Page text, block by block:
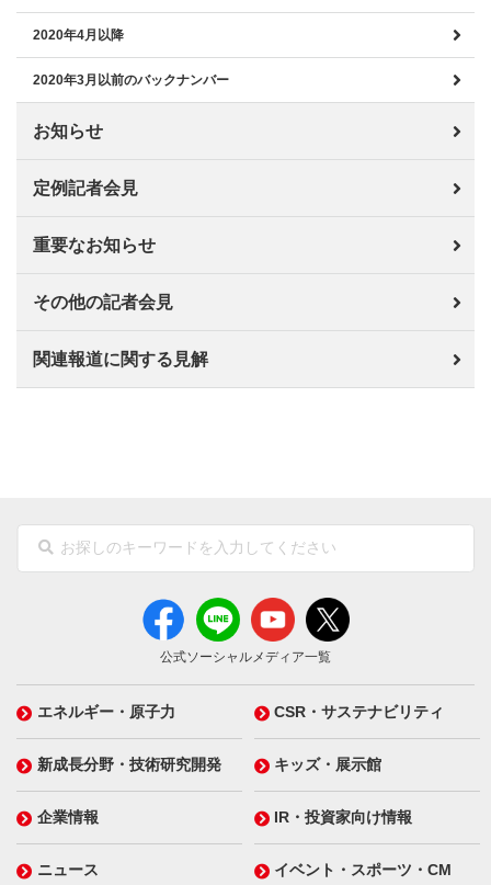
2020年4月以降
2020年3月以前のバックナンバー
お知らせ
定例記者会見
重要なお知らせ
その他の記者会見
関連報道に関する見解
公式ソーシャルメディア一覧
エネルギー・原子力 CSR・サステナビリティ
新成長分野・技術研究開発 キッズ・展示館
企業情報 IR・投資家向け情報
ニュース イベント・スポーツ・CM